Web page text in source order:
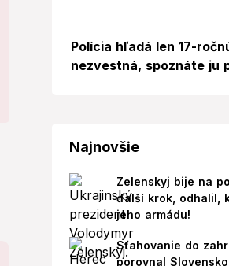
Polícia hľadá len 17-
nezvestná, spoznáte ju
Najnovšie
Zelenskyj bije na
ďalší krok, odhalil,
jeho armádu!
Sťahovanie do
porovnal